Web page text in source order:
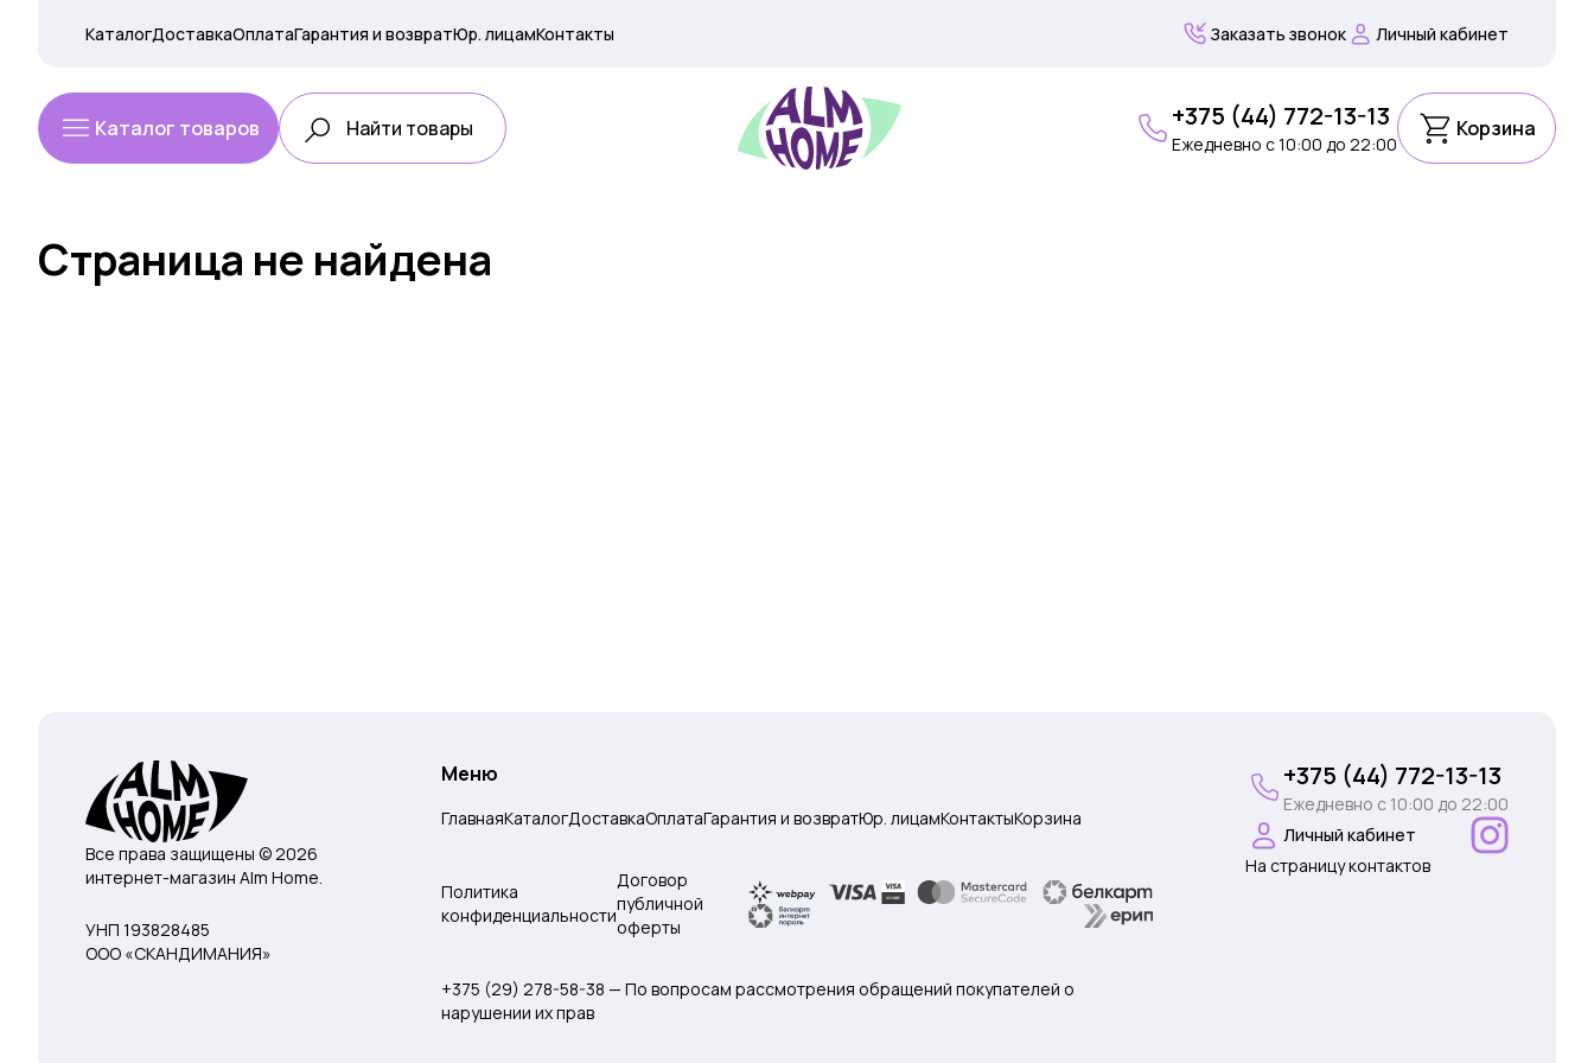
КаталогДоставкаОплатаГарантия и возвратЮр. лицамКонтакты Заказать звонок Личный кабинет
Каталог товаров +375 (44) 772-13-13
Ежедневно c 10:00 до 22:00
Корзина
Страница не найдена
Все права защищены © 2026
интернет-магазин Alm Home.
УНП 193828485
ООО «СКАНДИМАНИЯ»
Меню
ГлавнаяКаталогДоставкаОплатаГарантия и возвратЮр. лицамКонтактыКорзина
Политика
конфиденциальности
Договор
публичной
оферты
+375 (29) 278-58-38 — По вопросам рассмотрения обращений покупателей о
нарушении их прав
+375 (44) 772-13-13
Ежедневно c 10:00 до 22:00
Личный кабинет
На страницу контактов